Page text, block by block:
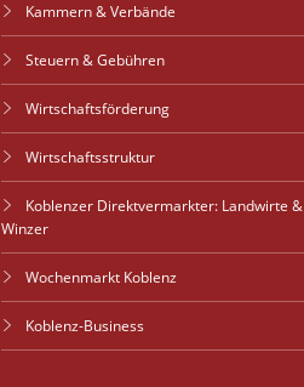
Kammern & Verbände
Steuern & Gebühren
Wirtschaftsförderung
Wirtschaftsstruktur
Koblenzer Direktvermarkter: Landwirte &
Winzer
Wochenmarkt Koblenz
Koblenz-Business